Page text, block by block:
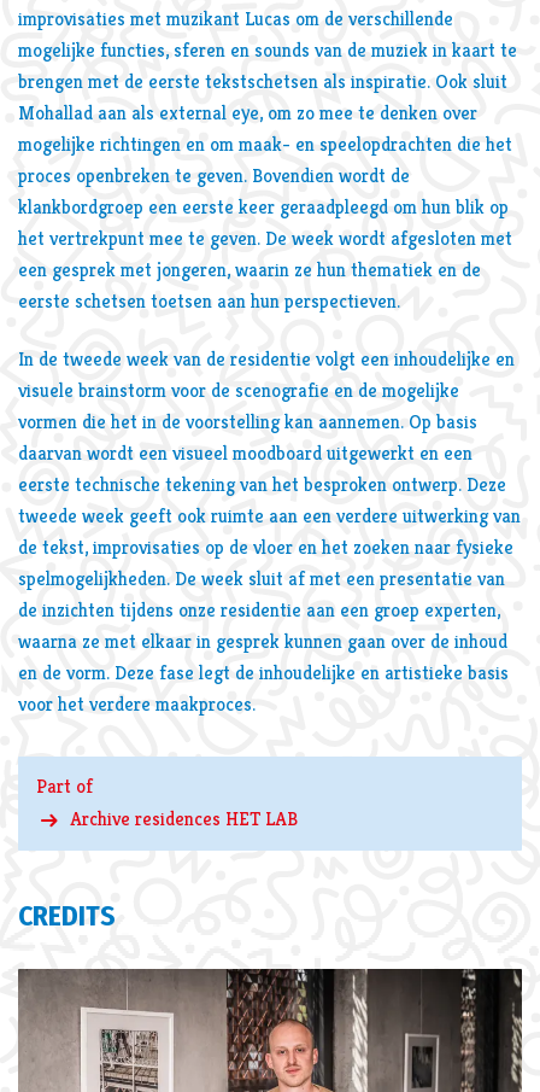
improvisaties met muzikant Lucas om de verschillende
mogelijke functies, sferen en sounds van de muziek in kaart te
brengen met de eerste tekstschetsen als inspiratie. Ook sluit
Mohallad aan als external eye, om zo mee te denken over
mogelijke richtingen en om maak- en speelopdrachten die het
proces openbreken te geven. Bovendien wordt de
klankbordgroep een eerste keer geraadpleegd om hun blik op
het vertrekpunt mee te geven. De week wordt afgesloten met
een gesprek met jongeren, waarin ze hun thematiek en de
eerste schetsen toetsen aan hun perspectieven.
In de tweede week van de residentie volgt een inhoudelijke en
visuele brainstorm voor de scenografie en de mogelijke
vormen die het in de voorstelling kan aannemen. Op basis
daarvan wordt een visueel moodboard uitgewerkt en een
eerste technische tekening van het besproken ontwerp. Deze
tweede week geeft ook ruimte aan een verdere uitwerking van
de tekst, improvisaties op de vloer en het zoeken naar fysieke
spelmogelijkheden. De week sluit af met een presentatie van
de inzichten tijdens onze residentie aan een groep experten,
waarna ze met elkaar in gesprek kunnen gaan over de inhoud
en de vorm. Deze fase legt de inhoudelijke en artistieke basis
voor het verdere maakproces.
Part of
Archive residences HET LAB
CREDITS